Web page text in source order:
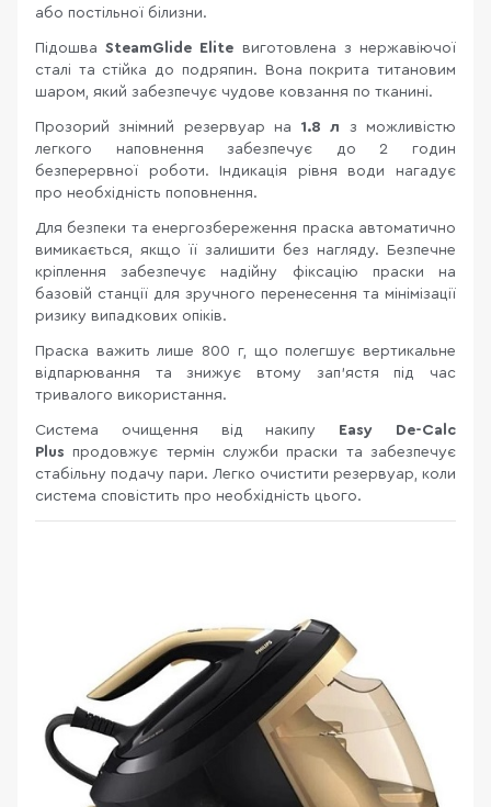
або постільної білизни.
ПідошваSteamGlide Elite виготовлена з нержавіючої
сталі та стійка до подряпин. Вона покрита титановим
шаром, який забезпечує чудове ковзання по тканині.
Прозорий знімний резервуар на 1.8 л з можливістю
легкого наповнення забезпечує до 2 годин
безперервної роботи. Індикація рівня води нагадує
про необхідність поповнення.
Для безпеки та енергозбереження праска автоматично
вимикається, якщо її залишити без нагляду. Безпечне
кріплення забезпечує надійну фіксацію праски на
базовій станції для зручного перенесення та мінімізації
ризику випадкових опіків.
Праска важить лише 800 г, що полегшує вертикальне
відпарювання та знижує втому зап'ястя під час
тривалого використання.
Система очищення від накипу Easy De-Calc
Plusпродовжує термін служби праски та забезпечує
стабільну подачу пари. Легко очистити резервуар, коли
система сповістить про необхідність цього.